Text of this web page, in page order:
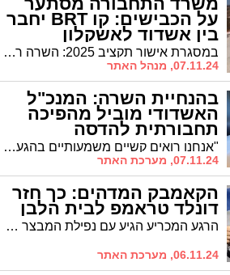
על הכבישים: קו BRT יחבר
בין אשדוד לאשקלון
במסגרת אישור תקציב 2025: השרה רגב מקדמת תכנית מהפכנית להקמת מערכות הסעת המונים על גלגלים (BRT) במטרופולין המרכז, הצפון והדרום, בהיקף של כ-20 מיליארד שקלים. "מקצרים את הדרכים"
07.11.24, מנהל האתר
בהנחיית השרה: המנכ"ל
האשדודי מוביל מהפיכה
תחבורתית להדסה
"אנחנו רואים קשיים משמעותיים בהגעה לבתי החולים, דבר שמקשה על מטופלים וצוותים רפואיים כאחד", התריע פרופ' וייס בפגישה בסיומה הוחלט על הקמת צוות שיגבש המלצות אופרטיביות לשיפור מערך התחבורה תוך חודשיים, כולל פתרונות לטווח הארוך כמו שיפור תשתיות והרחבת מערך החניה.
07.11.24, מערכת האתר
הקאמבק המדהים: כך חזר
דונלד טראמפ לבית הלבן
הרגע המכריע הגיע עם נפילת המבצר הדמוקרטי בפנסילבניה, שהעניקה לטראמפ 19 אלקטורים קריטיים. בהמשך הלילה הדרמטי נפלו לידיו גם ג'ורג'יה וצפון קרוליינה וויסקונסין. הרפובליקנים השלימו מהפך גם בסנאט וצפויים לשמור על הרוב שלהם בבית הנבחרים - מה שיעניק למפלגה שליטה מלאה בשלוש זרועות השלטון לפחות בשנתיים הקרובות
06.11.24, מערכת האתר